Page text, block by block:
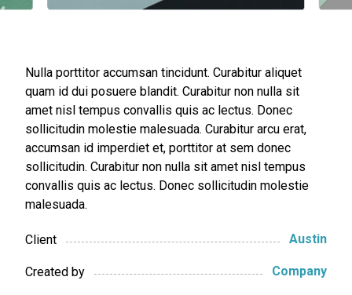
Nulla porttitor accumsan tincidunt. Curabitur aliquet
quam id dui posuere blandit. Curabitur non nulla sit
amet nisl tempus convallis quis ac lectus. Donec
sollicitudin molestie malesuada. Curabitur arcu erat,
accumsan id imperdiet et, porttitor at sem donec
sollicitudin. Curabitur non nulla sit amet nisl tempus
convallis quis ac lectus. Donec sollicitudin molestie
malesuada.
Client Austin
Created by Company